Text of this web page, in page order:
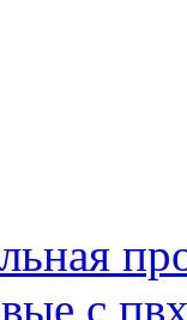
с